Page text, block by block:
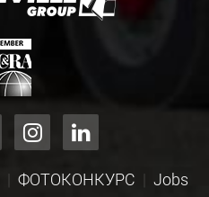
ФОТОКОНКУРС Jobs